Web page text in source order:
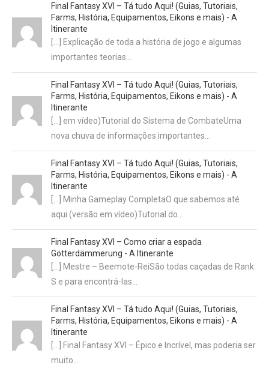
Final Fantasy XVI – Tá tudo Aqui! (Guias, Tutoriais,
Farms, História, Equipamentos, Eikons e mais) - A
Itinerante
[…] Explicação de toda a história de jogo e algumas
importantes teorias…
Final Fantasy XVI – Tá tudo Aqui! (Guias, Tutoriais,
Farms, História, Equipamentos, Eikons e mais) - A
Itinerante
[…] em vídeo)Tutorial do Sistema de CombateUma
nova chuva de informações importantes…
Final Fantasy XVI – Tá tudo Aqui! (Guias, Tutoriais,
Farms, História, Equipamentos, Eikons e mais) - A
Itinerante
[…] Minha Gameplay CompletaO que sabemos até
aqui (versão em vídeo)Tutorial do…
Final Fantasy XVI – Como criar a espada
Götterdämmerung - A Itinerante
[…] Mestre – Beemote-ReiSão todas caçadas de Rank
S e para encontrá-las…
Final Fantasy XVI – Tá tudo Aqui! (Guias, Tutoriais,
Farms, História, Equipamentos, Eikons e mais) - A
Itinerante
[…] Final Fantasy XVI – Épico e Incrível, mas poderia ser
muito…